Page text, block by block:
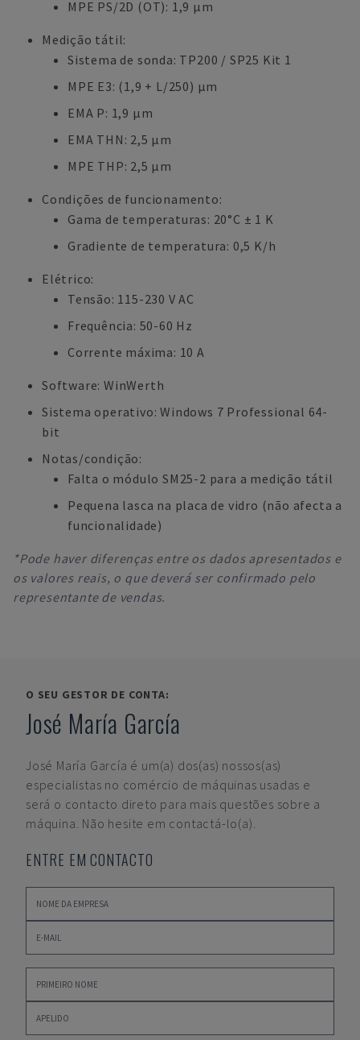
MPE PS/2D (OT): 1,9 µm
Medição tátil:
Sistema de sonda: TP200 / SP25 Kit 1
MPE E3: (1,9 + L/250) µm
EMA P: 1,9 µm
EMA THN: 2,5 µm
MPE THP: 2,5 µm
Condições de funcionamento:
Gama de temperaturas: 20°C ± 1 K
Gradiente de temperatura: 0,5 K/h
Elétrico:
Tensão: 115-230 V AC
Frequência: 50-60 Hz
Corrente máxima: 10 A
Software: WinWerth
Sistema operativo: Windows 7 Professional 64-
bit
Notas/condição:
Falta o módulo SM25-2 para a medição tátil
Pequena lasca na placa de vidro (não afecta a
funcionalidade)
*Pode haver diferenças entre os dados apresentados e
os valores reais, o que deverá ser confirmado pelo
representante de vendas.
O SEU GESTOR DE CONTA:
José María García
José María García é um(a) dos(as) nossos(as)
especialistas no comércio de máquinas usadas e
será o contacto direto para mais questões sobre a
máquina. Não hesite em contactá-lo(a).
ENTRE EM CONTACTO